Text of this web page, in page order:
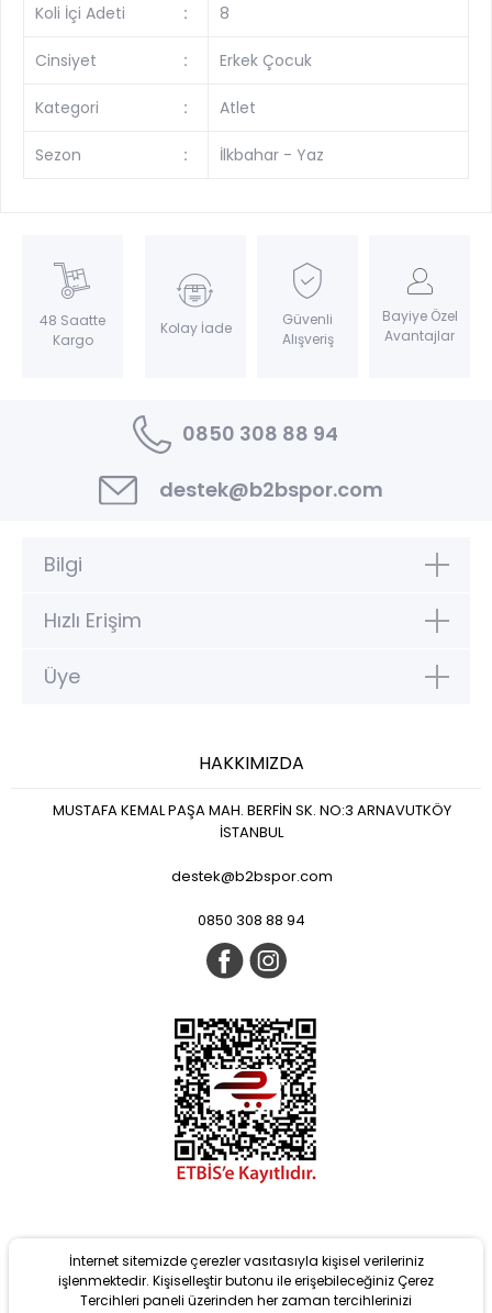
Koli İçi Adeti : 8
Cinsiyet : Erkek Çocuk
Kategori : Atlet
Sezon : İlkbahar - Yaz
48 Saatte
Kargo
Kolay İade
Güvenli
Alışveriş
Bayiye Özel
Avantajlar
0850 308 88 94
destek@b2bspor.com
Bilgi
Hızlı Erişim
Üye
HAKKIMIZDA
MUSTAFA KEMAL PAŞA MAH. BERFİN SK. NO:3 ARNAVUTKÖY
İSTANBUL
destek@b2bspor.com
0850 308 88 94
İnternet sitemizde çerezler vasıtasıyla kişisel verileriniz
işlenmektedir. Kişiselleştir butonu ile erişebileceğiniz Çerez
Tercihleri paneli üzerinden her zaman tercihlerinizi